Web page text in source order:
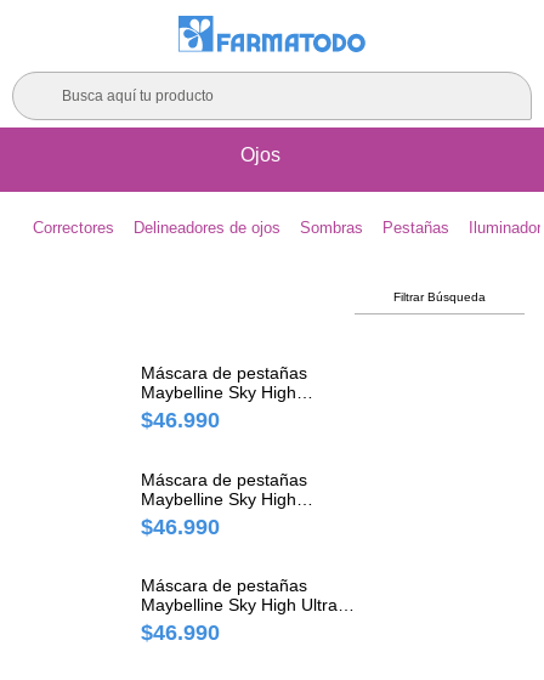
Busca aquí tu producto
Ojos
Correctores Delineadores de ojos Sombras Pestañas
Filtrar Búsqueda
Máscara de pestañas
Maybelline Sky High
Washable Frasco x 1 und
$46.990
Máscara de pestañas
Maybelline Sky High
Waterproof Frasco x 1 und
$46.990
Máscara de pestañas
Maybelline Sky High Ultra
Black Frasco x 1 und
$46.990